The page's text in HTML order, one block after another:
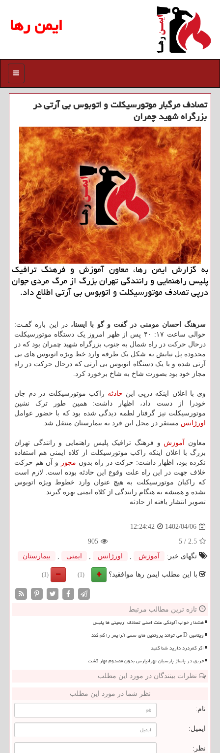
ایمن رها
منو
تصادف مرگبار موتورسیکلت و اتوبوس بی آرتی در
بزرگراه شهید چمران
به گزارش ایمن رها، معاون آموزش و فرهنگ ترافیک
پلیس راهنمایی و رانندگی تهران بزرگ از مرگ مردی جوان
درپی تصادف موتورسیکلت و اتوبوس بی آرتی اطلاع داد.
سرهنگ احسان مومنی در گفت و گو با ایسنا،در این باره گفـت:
حوالی ساعت ۱۷: ۴۰ پس از ظهر امروز یک دستگاه موتورسیکلت
درحال حرکت در راه شمال به جنوب بزرگراه شهید چمران بود که در
محدوده پل نیایش به شکل یک طرفه وارد خط ویژه اتوبوس های بی
آرتی شده و با یک دستگاه اتوبوس بی آرتی که درحال حرکت در راه
مجاز خود بود بصورت شاخ به شاخ برخورد کرد.
وی با اعلان اینکه درپی این حادثه راکب موتورسیکلت در دم جان
خودرا از دست داد، اظهار داشت: همین طور ترک نشین
موتورسیکلت نیز گرفتار لطمه دیدگی شده بود که با حضور عوامل
اورژانس مستقر در محل این فرد به بیمارستان منتقل شد.
معاون آموزش و فرهنگ ترافیک پلیس راهنمایی و رانندگی تهران
بزرگ با اعلان اینکه راکب موتورسیکلت از کلاه ایمنی هم استفاده
نکرده بود، اظهار داشت: حرکت در راه بدون مجوز
و آن هم حرکت
خلاف جهت در این راه علت وقوع این حادثه بوده است. لازم است
که راکبان موتورسیکلت به هیچ عنوان وارد خطوط ویژه اتوبوس
نشده و همیشه به هنگام رانندگی از کلاه ایمنی بهره گیرند.
تصویر انتشار یافته از حادثه
1402/04/06
12:24:42
2.5
/
5
905
تگهای خبر:
آموزش , اورژانس , ایمنی , بیمارستان
با این مطلب ایمن رها موافقید؟ (1)
(1)
تازه ترین مطالب مرتبط
هشدار خواب آلودگی علت اصلی تصادف اربعینی ها پلیس
ویتامین D می تواند پروتئین های سمی آلزایمر را کم کند
اگر کمردرد دارید شنا کنید
حریق در پاساژ پارسیان تهرانپارس بدون مصدوم مهار گشت
نظرات بینندگان در مورد این مطلب
نظر شما در مورد این مطلب
نام:
ایمیل:
نظر: